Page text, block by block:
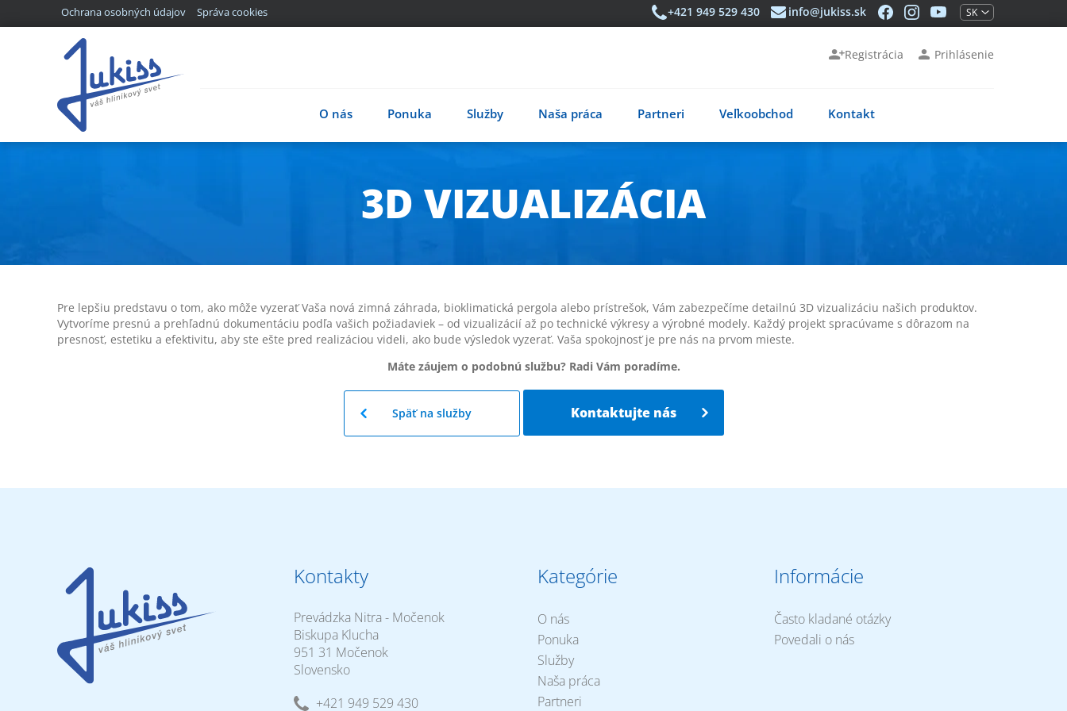
Ochrana osobných údajov Správa cookies SK
jukiss.sk
na
jukiss.sk
na
jukiss.sk
na
+421 949 529 430 info@jukiss.sk
Registrácia Prihlásenie
O nás Ponuka Služby Naša práca Partneri Veľkoobchod Kontakt
3D VIZUALIZÁCIA
Pre lepšiu predstavu o tom, ako môže vyzerať Vaša nová zimná záhrada, bioklimatická pergola alebo prístrešok, Vám zabezpečíme detailnú 3D vizualizáciu našich produktov.
Vytvoríme presnú a prehľadnú dokumentáciu podľa vašich požiadaviek – od vizualizácií až po technické výkresy a výrobné modely. Každý projekt spracúvame s dôrazom na
presnosť, estetiku a efektivitu, aby ste ešte pred realizáciou videli, ako bude výsledok vyzerať. Vaša spokojnosť je pre nás na prvom mieste.
Máte záujem o podobnú službu? Radi Vám poradíme.
Späť na služby Kontaktujte nás
Kontakty
Prevádzka Nitra - Močenok
Biskupa Klucha
951 31 Močenok
Slovensko
+421 949 529 430
Kategórie
O nás
Ponuka
Služby
Naša práca
Partneri
Informácie
Často kladané otázky
Povedali o nás